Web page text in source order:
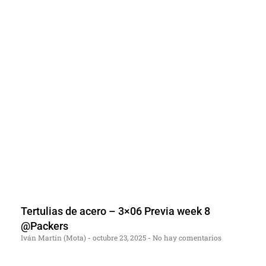
Tertulias de acero – 3×06 Previa week 8
@Packers
Iván Martín (Mota) octubre 23, 2025 No hay comentarios